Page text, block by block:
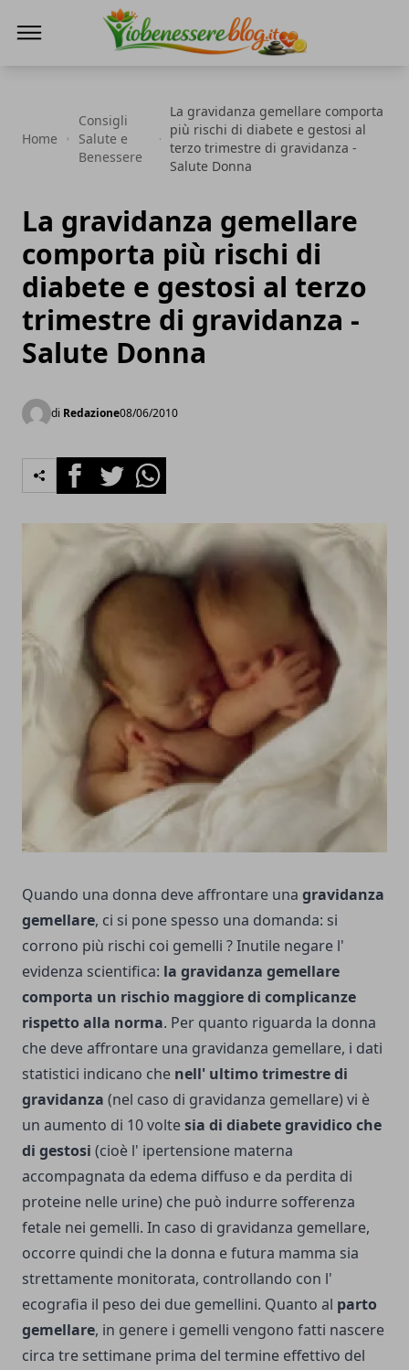
Home
Consigli
Salute e
Benessere
La gravidanza gemellare comporta
più rischi di diabete e gestosi al
terzo trimestre di gravidanza -
Salute Donna
La gravidanza gemellare
comporta più rischi di
diabete e gestosi al terzo
trimestre di gravidanza -
Salute Donna
di Redazione08/06/2010
FacebookTwitterWhatsapp
Quando una donna deve affrontare una gravidanza
gemellare, ci si pone spesso una domanda: si
corrono più rischi coi gemelli ? Inutile negare l'
evidenza scientifica: la gravidanza gemellare
comporta un rischio maggiore di complicanze
rispetto alla norma. Per quanto riguarda la donna
che deve affrontare una gravidanza gemellare, i dati
statistici indicano che nell' ultimo trimestre di
gravidanza (nel caso di gravidanza gemellare) vi è
un aumento di 10 voltesia di diabete gravidico che
di gestosi (cioè l' ipertensione materna
accompagnata da edema diffuso e da perdita di
proteine nelle urine) che può indurre sofferenza
fetale nei gemelli. In caso di gravidanza gemellare,
occorre quindi che la donna e futura mamma sia
strettamente monitorata, controllando con l'
ecografia il peso dei due gemellini. Quanto al parto
gemellare, in genere i gemelli vengono fatti nascere
circa tre settimane prima del termine effettivo del